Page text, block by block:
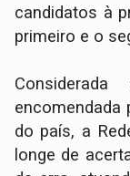
candidatos à
primeiro e o
encomendada
do país, a
longe de